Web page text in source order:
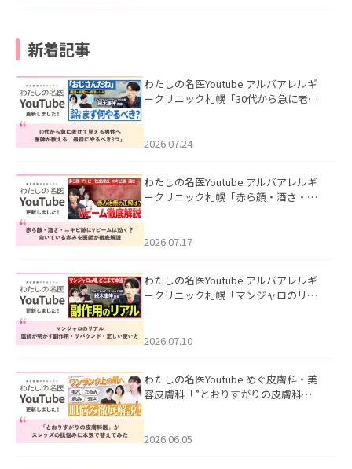
新着記事
わたしの名医Youtube アルバアレルギ
ークリニック札幌「30代から急に老け
た。
2026.07.24
わたしの名医Youtube アルバアレルギ
ークリニック札幌「赤ら顔・酒さ・ニ
した。
2026.07.17
わたしの名医Youtube アルバアレルギ
ークリニック札幌「マンジャロのリア
た。
2026.07.10
わたしの名医Youtube めぐ皮膚科・美
容皮膚科「”とおりすがりの皮膚科
2026.06.05